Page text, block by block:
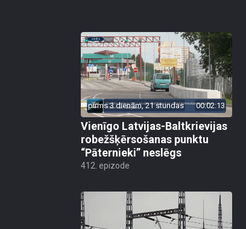
pirms 3 dienām, 21 stundas 00:02:13
Vienīgo Latvijas-Baltkrievijas
robežšķērsošanas punktu
“Pāternieki” neslēgs
412. epizode